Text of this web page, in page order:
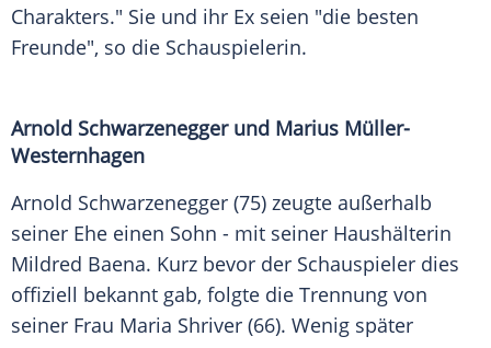
Charakters." Sie und ihr Ex seien "die besten
Freunde", so die Schauspielerin.
Arnold Schwarzenegger und Marius Müller-
Westernhagen
Arnold Schwarzenegger (75) zeugte außerhalb
seiner Ehe einen Sohn - mit seiner Haushälterin
Mildred Baena. Kurz bevor der Schauspieler dies
offiziell bekannt gab, folgte die Trennung von
seiner Frau Maria Shriver (66). Wenig später